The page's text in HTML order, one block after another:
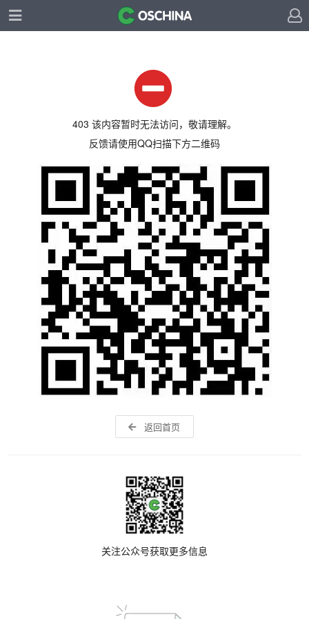
403 该内容暂时无法访问，敬请理解。
反馈请使用QQ扫描下方二维码
返回首页
关注公众号获取更多信息